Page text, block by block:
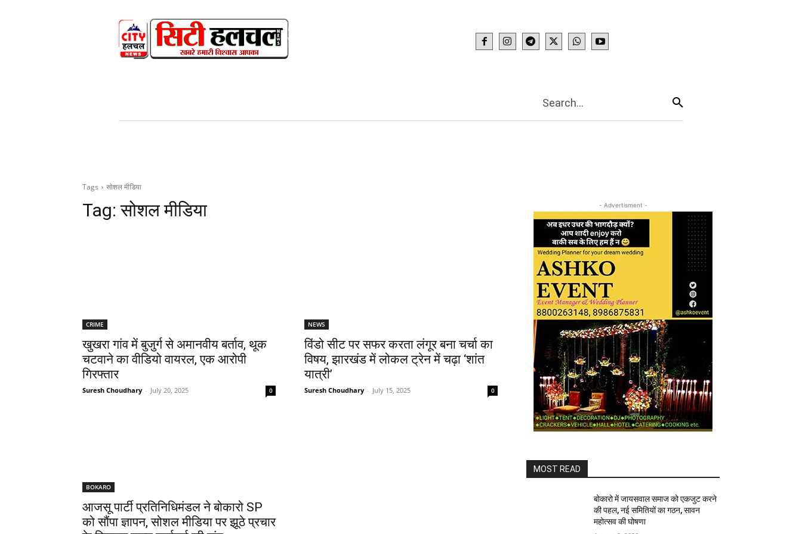
WEB STORIES More
Search...
Tags सोशल मीडिया
Tag:सोशल मीडिया
CRIME
खुखरा गांव में बुजुर्ग से अमानवीय बर्ताव, थूक
चटवाने का वीडियो वायरल, एक आरोपी
गिरफ्तार
Suresh Choudhary - July 20, 2025 0
NEWS
विंडो सीट पर सफर करता लंगूर बना चर्चा का
विषय, झारखंड में लोकल ट्रेन में चढ़ा ‘शांत
यात्री’
Suresh Choudhary - July 15, 2025 0
BOKARO
आजसू पार्टी प्रतिनिधिमंडल ने बोकारो SP
को सौंपा ज्ञापन, सोशल मीडिया पर झूठे प्रचार
- Advertisment -
MOST READ
बोकारो में जायसवाल समाज को एकजुट करने
की पहल, नई समितियों का गठन, सावन
महोत्सव की घोषणा